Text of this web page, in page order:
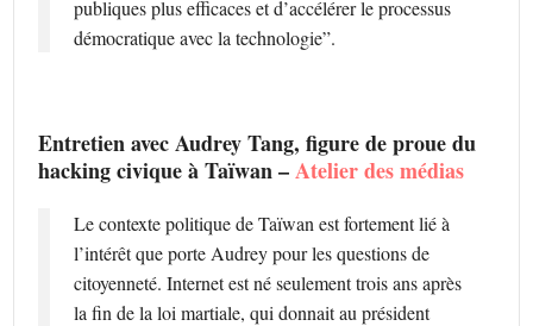
publiques plus efficaces et d’accélérer le processus
démocratique avec la technologie”.
Entretien avec Audrey Tang, figure de proue du
hacking civique à Taïwan –Atelier des médias
Le contexte politique de Taïwan est fortement lié à
l’intérêt que porte Audrey pour les questions de
citoyenneté. Internet est né seulement trois ans après
la fin de la loi martiale, qui donnait au président